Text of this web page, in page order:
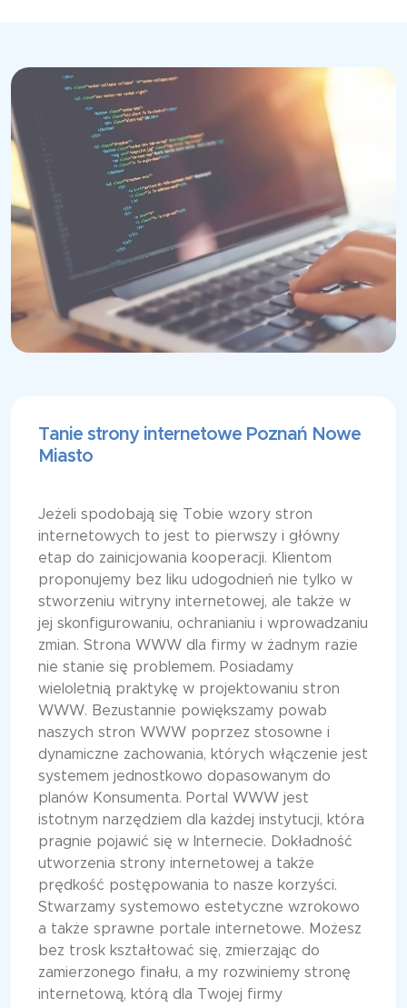
Tanie strony internetowe Poznań Nowe
Miasto
Jeżeli spodobają się Tobie wzory stron
internetowych to jest to pierwszy i główny
etap do zainicjowania kooperacji. Klientom
proponujemy bez liku udogodnień nie tylko w
stworzeniu witryny internetowej, ale także w
jej skonfigurowaniu, ochranianiu i wprowadzaniu
zmian. Strona WWW dla firmy w żadnym razie
nie stanie się problemem. Posiadamy
wieloletnią praktykę w projektowaniu stron
WWW. Bezustannie powiększamy powab
naszych stron WWW poprzez stosowne i
dynamiczne zachowania, których włączenie jest
systemem jednostkowo dopasowanym do
planów Konsumenta. Portal WWW jest
istotnym narzędziem dla każdej instytucji, która
pragnie pojawić się w Internecie. Dokładność
utworzenia strony internetowej a także
prędkość postępowania to nasze korzyści.
Stwarzamy systemowo estetyczne wzrokowo
a także sprawne portale internetowe. Możesz
bez trosk kształtować się, zmierzając do
zamierzonego finału, a my rozwiniemy stronę
internetową, którą dla Twojej firmy